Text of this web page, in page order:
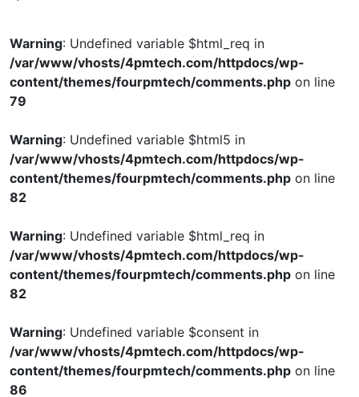
Warning: Undefined variable $html_req in
/var/www/vhosts/4pmtech.com/httpdocs/wp-
content/themes/fourpmtech/comments.php on line
79
Warning: Undefined variable $html5 in
/var/www/vhosts/4pmtech.com/httpdocs/wp-
content/themes/fourpmtech/comments.php on line
82
Warning: Undefined variable $html_req in
/var/www/vhosts/4pmtech.com/httpdocs/wp-
content/themes/fourpmtech/comments.php on line
82
Warning: Undefined variable $consent in
/var/www/vhosts/4pmtech.com/httpdocs/wp-
content/themes/fourpmtech/comments.php on line
86